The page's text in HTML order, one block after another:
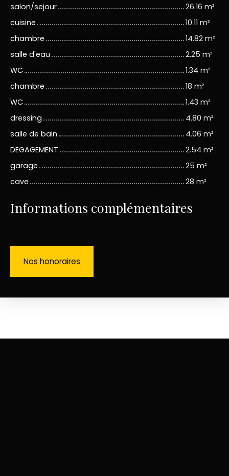
salon/sejour
26.16 m²
cuisine
10.11 m²
chambre
14.82 m²
salle d'eau
2.25 m²
WC
1.34 m²
chambre
18 m²
WC
1.43 m²
dressing
4.80 m²
salle de bain
4.06 m²
DEGAGEMENT
2.54 m²
garage
25 m²
cave
28 m²
Informations complémentaires
Nos honoraires